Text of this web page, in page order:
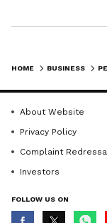
పెరిగే ఇంధన
సమస్య మాత్రమే
HOME BUSINESS
About Website
Privacy Policy
Complaint Redressal
Investors
FOLLOW US ON